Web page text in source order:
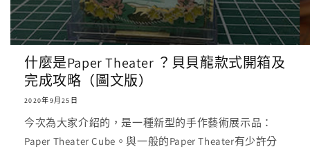
什麼是Paper Theater ？貝貝龍款式開箱及
完成攻略（圖文版）
2020年9月25日
今次為大家介紹的，是一種新型的手作藝術展示品：
Paper Theater Cube。與一般的Paper Theater有少許分